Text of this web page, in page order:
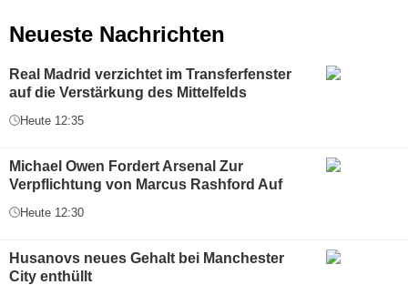
Neueste Nachrichten
Real Madrid verzichtet im Transferfenster
auf die Verstärkung des Mittelfelds
Heute 12:35
Michael Owen Fordert Arsenal Zur
Verpflichtung von Marcus Rashford Auf
Heute 12:30
Husanovs neues Gehalt bei Manchester
City enthüllt